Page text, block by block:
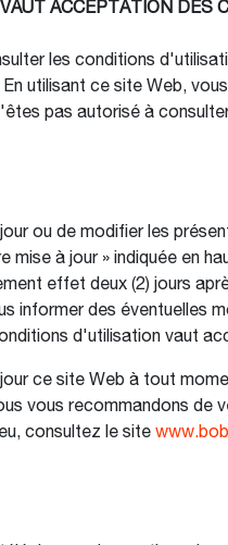
ACCEPTATION DES
les conditions
utilisant ce site Web,
pas autorisé à
ou de modifier les
mise à jour » indiquée en
effet deux (2) jours
informer des éventuelles
d'utilisation vaut
ce site Web à tout
vous recommandons
consultez le site